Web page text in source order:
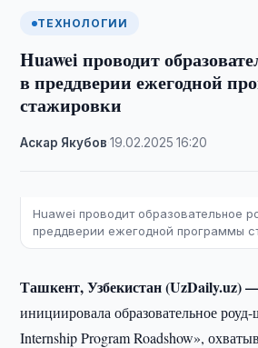
ТЕХНОЛОГИИ
Huawei проводит
в преддверии ежегодной
стажировки
Аскар Якубов ·19.02.2025 ·16:20
Huawei проводит образовательное
преддверии ежегодной программы
Ташкент, Узбекистан (UzDaily.uz)
инициировала образовательное
Internship Program Roadshow»,